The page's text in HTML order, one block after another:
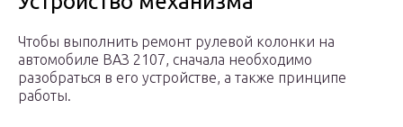
Чтобы выполнить ремонт рулевой колонки на
автомобиле ВАЗ 2107, сначала необходимо
разобраться в его устройстве, а также принципе
работы.